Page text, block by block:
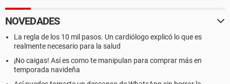
NOVEDADES
La regla de los 10 mil pasos. Un cardiólogo explicó lo que es
realmente necesario para la salud
¡No caigas! Así es como te manipulan para comprar más en
temporada navideña